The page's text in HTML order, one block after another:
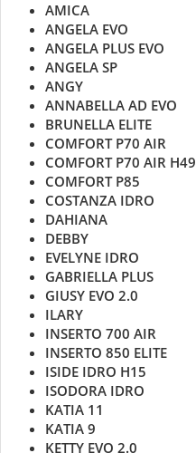
AMICA
ANGELA EVO
ANGELA PLUS EVO
ANGELA SP
ANGY
ANNABELLA AD EVO
BRUNELLA ELITE
COMFORT P70 AIR
COMFORT P70 AIR H49
COMFORT P85
COSTANZA IDRO
DAHIANA
DEBBY
EVELYNE IDRO
GABRIELLA PLUS
GIUSY EVO 2.0
ILARY
INSERTO 700 AIR
INSERTO 850 ELITE
ISIDE IDRO H15
ISODORA IDRO
KATIA 11
KATIA 9
KETTY EVO 2.0